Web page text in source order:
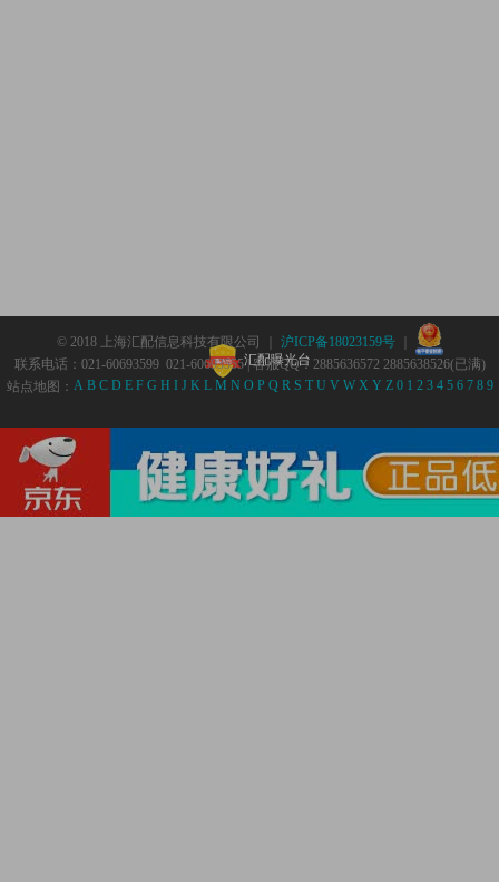
© 2018 上海汇配信息科技有限公司 ｜ 沪ICP备18023159号｜
汇配曝光台
联系电话：021-60693599 021-60693555 | 客服QQ：2885636572 2885638526(已满)
站点地图： A B C D E F G H I J K L M N O P Q R S T U V W X Y Z 0 1 2 3 4 5 6 7 8 9